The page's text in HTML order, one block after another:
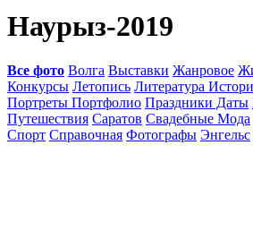
Наурыз-2019
Все фото Волга Выставки Жанровое
Конкурсы Летопись Литература
Портреты Портфолио Праздники Даты
Путешествия Саратов Свадебные Мода
Спорт Справочная Фотографы Энгельс